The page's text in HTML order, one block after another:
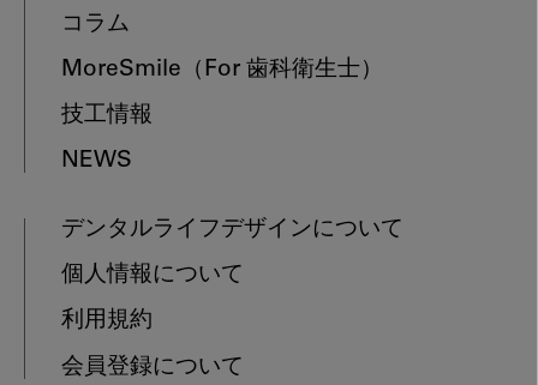
コラム
MoreSmile （For 歯科衛生士）
技工情報
NEWS
デンタルライフデザインについて
個人情報について
利用規約
会員登録について